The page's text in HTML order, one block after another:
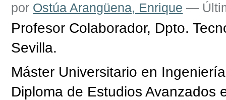
por Ostúa Arangüena, Enrique —
Profesor Colaborador, Dpto.
Sevilla.
Máster Universitario en
Diploma de Estudios Avanzados